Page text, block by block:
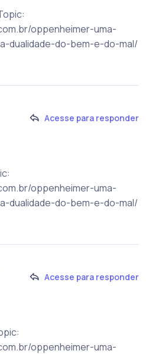
oppenheimer-uma-
dualidade-do-bem-e-do-mal/
Acesse para responder
oppenheimer-uma-
dualidade-do-bem-e-do-mal/
Acesse para responder
oppenheimer-uma-